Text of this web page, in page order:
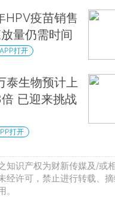
HPV疫苗销售
量仍需时间
APP打开
泰生物预计上
已迎来挑战
打开
知识产权为财新传媒及/或
经许可，禁止进行转载、